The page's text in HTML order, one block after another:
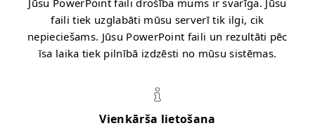
Jūsu PowerPoint faili drošība mums ir svarīga. Jūsu
faili tiek uzglabāti mūsu serverī tik ilgi, cik
nepieciešams. Jūsu PowerPoint faili un rezultāti pēc
īsa laika tiek pilnībā izdzēsti no mūsu sistēmas.
Vienkārša lietošana